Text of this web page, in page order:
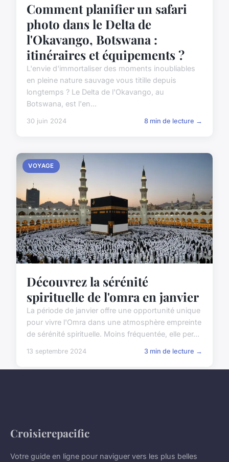
Comment planifier un safari
photo dans le Delta de
l'Okavango, Botswana :
itinéraires et équipements ?
L'envie d'immortaliser des moments inoubliables
en pleine nature sauvage vous titille depuis
longtemps ? Le Delta de l'Okavango, au
Botswana, est l'en...
30 juin 2024 8 min de lecture →
VOYAGE
Découvrez la sérénité
spirituelle de l'omra en janvier
La période de janvier offre une opportunité unique
pour vivre l'Omra dans une atmosphère empreinte
de sérénité spirituelle. Moins fréquentée, elle per...
13 septembre 2024 3 min de lecture →
Croisierepacific
Votre guide en ligne pour naviguer vers les plus belles